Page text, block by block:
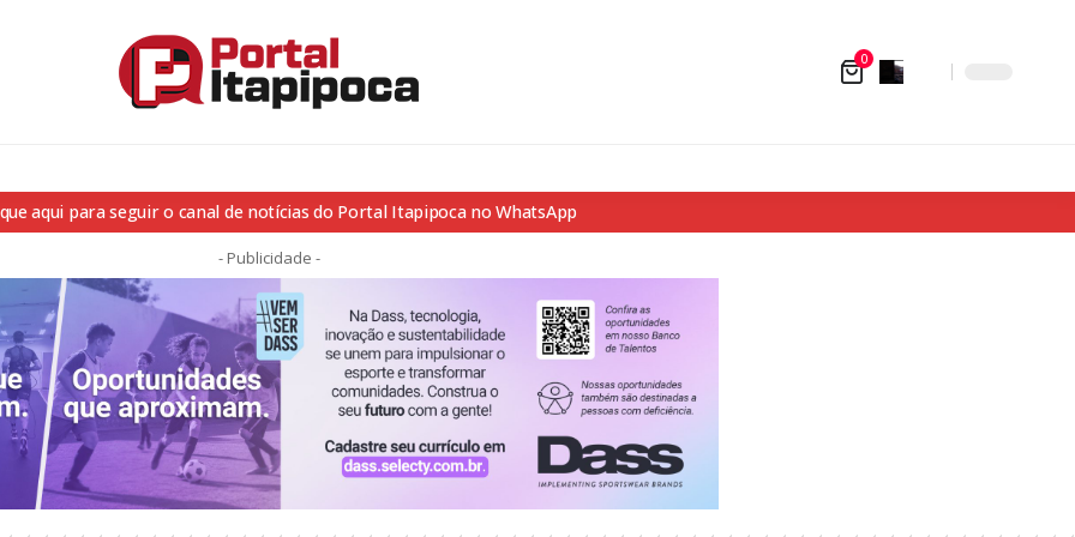
0
aqui para seguir o canal de notícias do Portal Itapipoca no WhatsApp
- Publicidade -